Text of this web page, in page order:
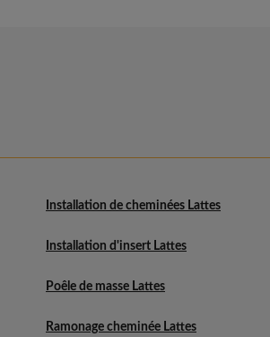
Installation de cheminées Lattes
Installation d'insert Lattes
Poêle de masse Lattes
Ramonage cheminée Lattes